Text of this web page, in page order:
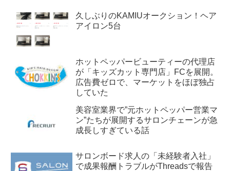
久しぶりのKAMIUオークション！ヘア
アイロン5台
ホットペッパービューティーの代理店
が「キッズカット専門店」FCを展開。
広告費ゼロで、マーケットをほぼ独占
していた
美容室業界で”元ホットペッパー営業マ
ン”たちが展開するサロンチェーンが急
成長しすぎている話
サロンボード求人の「未経験者入社」
で成果報酬トラブルがThreadsで報告